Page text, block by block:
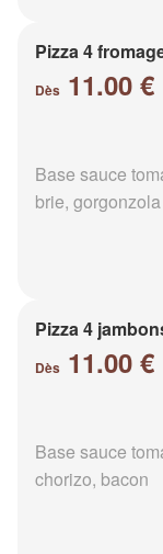
Pizza 4
Dès 11.00 €
Base sauce
brie, gorgonzola
Pizza 4
Dès 11.00 €
Base sauce
chorizo, bacon